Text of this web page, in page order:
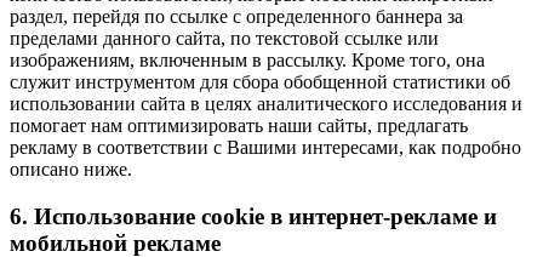
раздел, перейдя по ссылке с определенного баннера за
пределами данного сайта, по текстовой ссылке или
изображениям, включенным в рассылку. Кроме того, она
служит инструментом для сбора обобщенной статистики об
использовании сайта в целях аналитического исследования и
помогает нам оптимизировать наши сайты, предлагать
рекламу в соответствии с Вашими интересами, как подробно
описано ниже.
6. Использование cookie в интернет-рекламе и
мобильной рекламе